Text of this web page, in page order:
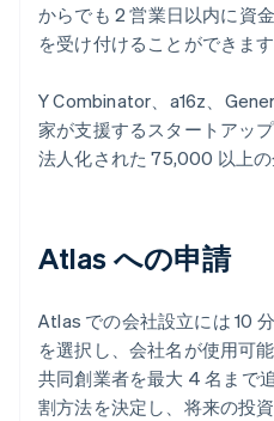
からでも 2 営業日以内に資
を受け付けることができます
Y Combinator、a16z、
家が支援するスタートアッ
法人化された 75,000 以上の
Atlas への申請
Atlas での会社設立には 10
を選択し、会社名が使用可
共同創業者を最大 4 名まで
割方法を決定し、将来の投